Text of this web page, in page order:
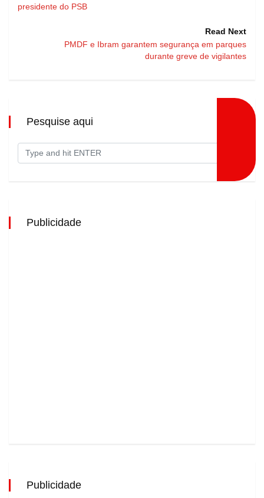
presidente do PSB
Read Next
PMDF e Ibram garantem segurança em parques
durante greve de vigilantes
Pesquise aqui
Publicidade
Publicidade